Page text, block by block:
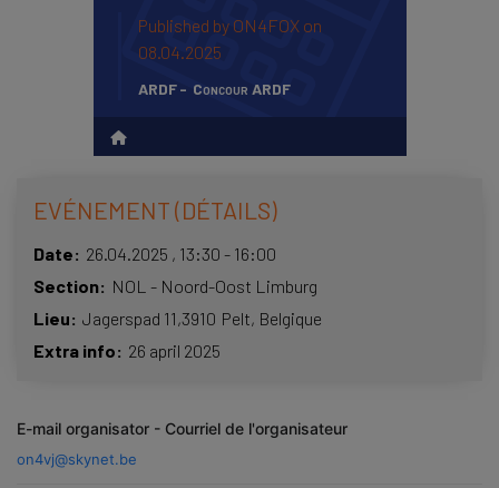
Published by ON4FOXon
08.04.2025
ARDF Concour ARDF
EVÉNEMENT (DÉTAILS)
Date 26.04.2025 , 13:30 - 16:00
Section
NOL - Noord-Oost Limburg
Lieu
Jagerspad 11,3910 Pelt Belgique
Extra info
26 april 2025
E-mail organisator - Courriel de l'organisateur
on4vj@skynet.be